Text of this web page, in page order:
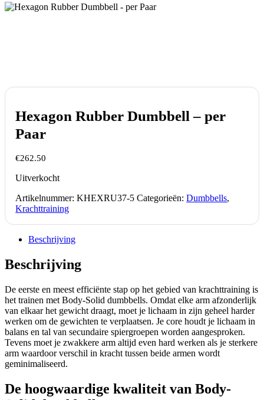
Hexagon Rubber Dumbbell – per
Paar
€262.50
Uitverkocht
Artikelnummer:KHEXRU37-5 Categorieën:Dumbbells,
Krachttraining
Beschrijving
Beschrijving
De eerste en meest efficiënte stap op het gebied van krachttraining is
het trainen met Body-Solid dumbbells. Omdat elke arm afzonderlijk
van elkaar het gewicht draagt, moet je lichaam in zijn geheel harder
werken om de gewichten te verplaatsen. Je core houdt je lichaam in
balans en tal van secundaire spiergroepen worden aangesproken.
Tevens moet je zwakkere arm altijd even hard werken als je sterkere
arm waardoor verschil in kracht tussen beide armen wordt
geminimaliseerd.
De hoogwaardige kwaliteit van Body-